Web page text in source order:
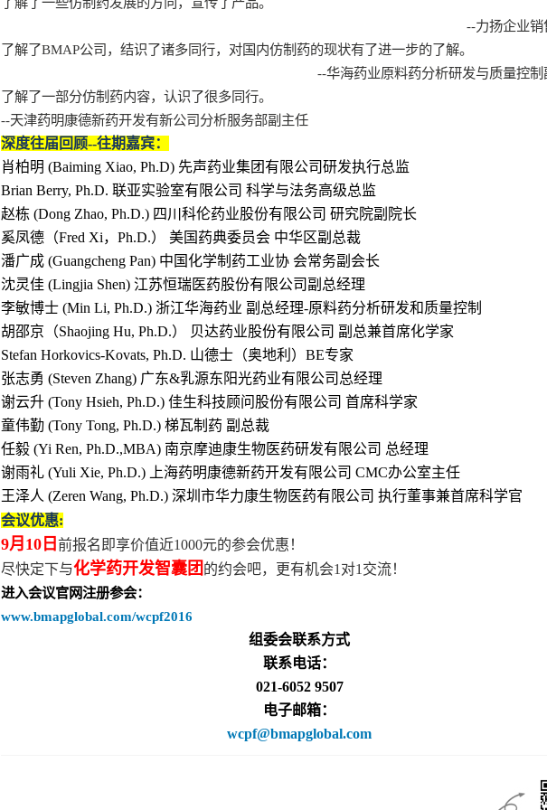
--力扬企业
了解了BMAP公司，结识了诸多同行，对国内仿制药的现状有了进一步的了解。
--华海药业原料药分析研发与质量控制
了解了一部分仿制药内容，认识了很多同行。
--天津药明康德新药开发有新公司分析服务部副主任
深度往届回顾--往期嘉宾：
肖柏明 (Baiming Xiao, Ph.D) 先声药业集团有限公司研发执行总监
Brian Berry, Ph.D. 联亚实验室有限公司 科学与法务高级总监
赵栋 (Dong Zhao, Ph.D.) 四川科伦药业股份有限公司 研究院副院长
奚凤德（Fred Xi， Ph.D.） 美国药典委员会 中华区副总裁
潘广成 (Guangcheng Pan) 中国化学制药工业协 会常务副会长
沈灵佳 (Lingjia Shen) 江苏恒瑞医药股份有限公司副总经理
李敏博士 (Min Li, Ph.D.) 浙江华海药业 副总经理-原料药分析研发和质量控制
胡邵京（Shaojing Hu, Ph.D.）
贝达药业股份有限公司 副总兼首席化学家
Stefan Horkovics-Kovats, Ph.D. 山德士（奥地利） BE专家
张志勇 (Steven Zhang) 广东&乳源东阳光药业有限公司总经理
谢云升 (Tony Hsieh, Ph.D.) 佳生科技顾问股份有限公司 首席科学家
童伟勤 (Tony Tong, Ph.D.) 梯瓦制药 副总裁
任毅 (Yi Ren, Ph.D.,MBA) 南京摩迪康生物医药研发有限公司 总经理
谢雨礼 (Yuli Xie, Ph.D.) 上海药明康德新药开发有限公司 CMC办公室主任
王泽人 (Zeren Wang, Ph.D.) 深圳市华力康生物医药有限公司 执行董事兼首席科学官
会议优惠:
9月 10 日 前报名即享价值近1000元的参会优惠！
尽快定下与化学药开发智囊团 的约会吧，更有机会1 对1 交流！
进入会议官网注册参会：
www.bmapglobal.com/wcpf2016
组委会联系方式
联系电话：
021-6052 9507
电子邮箱：
wcpf@bmapglobal.com